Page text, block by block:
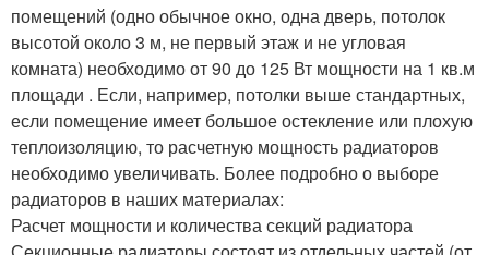
помещений (одно обычное окно, одна дверь, потолок
высотой около 3 м, не первый этаж и не угловая
комната) необходимо от 90 до 125 Вт мощности на 1 кв.м
площади . Если, например, потолки выше стандартных,
если помещение имеет большое остекление или плохую
теплоизоляцию, то расчетную мощность радиаторов
необходимо увеличивать. Более подробно о выборе
радиаторов в наших материалах:
Расчет мощности и количества секций радиатора